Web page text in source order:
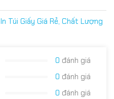
In Túi Giấy Giá Rẻ, Chất Lượng
0 đánh giá
0 đánh giá
0 đánh giá